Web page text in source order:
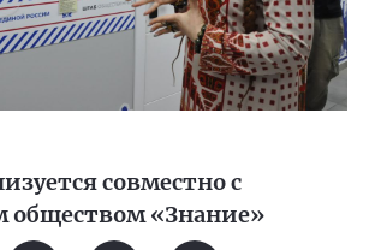
совместно с
обществом «Знание»